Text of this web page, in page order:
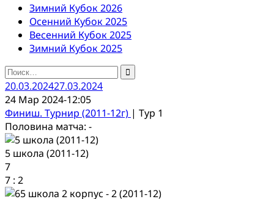
Зимний Кубок 2026
Осенний Кубок 2025
Весенний Кубок 2025
Зимний Кубок 2025
Найти:
20.03.202427.03.2024
24 Мар 2024-12:05
Финиш. Турнир (2011-12г) | Тур 1
Половина матча: -
5 школа (2011-12)
7
7 : 2